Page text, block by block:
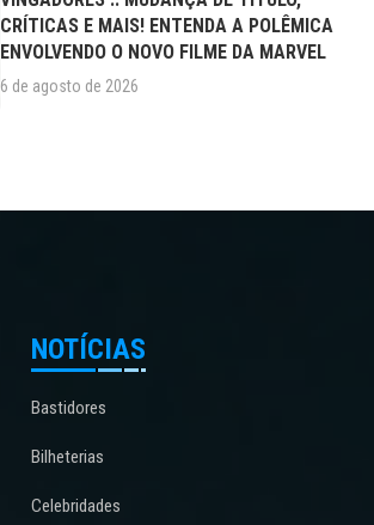
CRÍTICAS E MAIS! ENTENDA A POLÊMICA
ENVOLVENDO O NOVO FILME DA MARVEL
6 de agosto de 2026
NOTÍCIAS
Bastidores
Bilheterias
Celebridades